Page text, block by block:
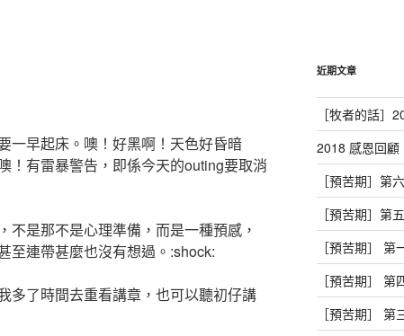
一早起床。噢！好黑啊！天色好昏暗
！有雷暴警告，即係今天的outing要取消
不是那不是心理準備，而是一種預感，
至連帶甚麼也沒有想過。:shock:
多了時間去重看講章，也可以聽初仔講
近期文章
［牧者的話］
2018 感恩回顧
［預苦期］第
［預苦期］第
［預苦期］ 第
［預苦期］ 第
［預苦期］ 第